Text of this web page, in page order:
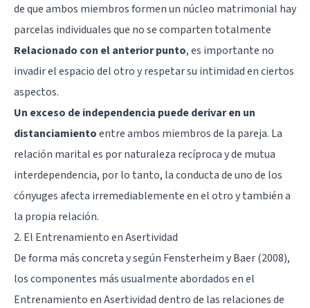
de que ambos miembros formen un núcleo matrimonial hay
parcelas individuales que no se comparten totalmente
Relacionado con el anterior punto, es importante no
invadir el espacio del otro y respetar su intimidad en ciertos
aspectos.
Un exceso de independencia puede derivar en un
distanciamientoentre ambos miembros de la pareja. La
relación marital es por naturaleza recíproca y de mutua
interdependencia, por lo tanto, la conducta de uno de los
cónyuges afecta irremediablemente en el otro y también a
la propia relación.
2. El Entrenamiento en Asertividad
De forma más concreta y según Fensterheim y Baer (2008),
los componentes más usualmente abordados en el
Entrenamiento en Asertividad dentro de las relaciones de